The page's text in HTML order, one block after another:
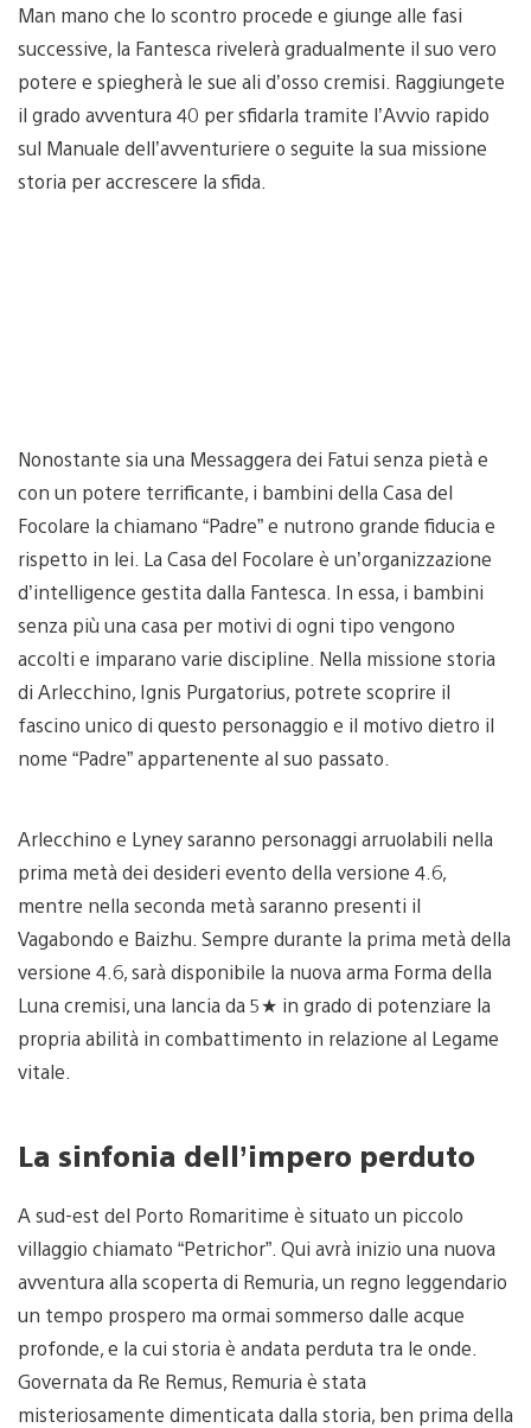
Man mano che lo scontro procede e giunge alle fasi
successive, la Fantesca rivelerà gradualmente il suo vero
potere e spiegherà le sue ali d’osso cremisi. Raggiungete
il grado avventura 40 per sfidarla tramite l’Avvio rapido
sul Manuale dell’avventuriere o seguite la sua missione
storia per accrescere la sfida.
Nonostante sia una Messaggera dei Fatui senza pietà e
con un potere terrificante, i bambini della Casa del
Focolare la chiamano “Padre” e nutrono grande fiducia e
rispetto in lei. La Casa del Focolare è un’organizzazione
d’intelligence gestita dalla Fantesca. In essa, i bambini
senza più una casa per motivi di ogni tipo vengono
accolti e imparano varie discipline. Nella missione storia
di Arlecchino, Ignis Purgatorius, potrete scoprire il
fascino unico di questo personaggio e il motivo dietro il
nome “Padre” appartenente al suo passato.
Arlecchino e Lyney saranno personaggi arruolabili nella
prima metà dei desideri evento della versione 4.6,
mentre nella seconda metà saranno presenti il
Vagabondo e Baizhu. Sempre durante la prima metà della
versione 4.6, sarà disponibile la nuova arma Forma della
Luna cremisi, una lancia da 5★ in grado di potenziare la
propria abilità in combattimento in relazione al Legame
vitale.
La sinfonia dell’impero perduto
A sud-est del Porto Romaritime è situato un piccolo
villaggio chiamato “Petrichor”. Qui avrà inizio una nuova
avventura alla scoperta di Remuria, un regno leggendario
un tempo prospero ma ormai sommerso dalle acque
profonde, e la cui storia è andata perduta tra le onde.
Governata da Re Remus, Remuria è stata
misteriosamente dimenticata dalla storia, ben prima della